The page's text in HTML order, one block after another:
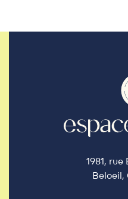
1981,
Beloeil,